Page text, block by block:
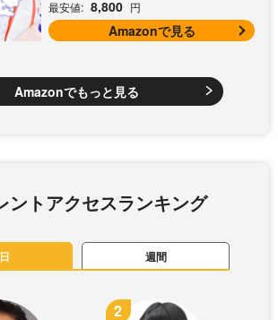
最安値: 8,800 円
Amazonで見る
Amazonでもっと見る
ントアクセスランキング
週間